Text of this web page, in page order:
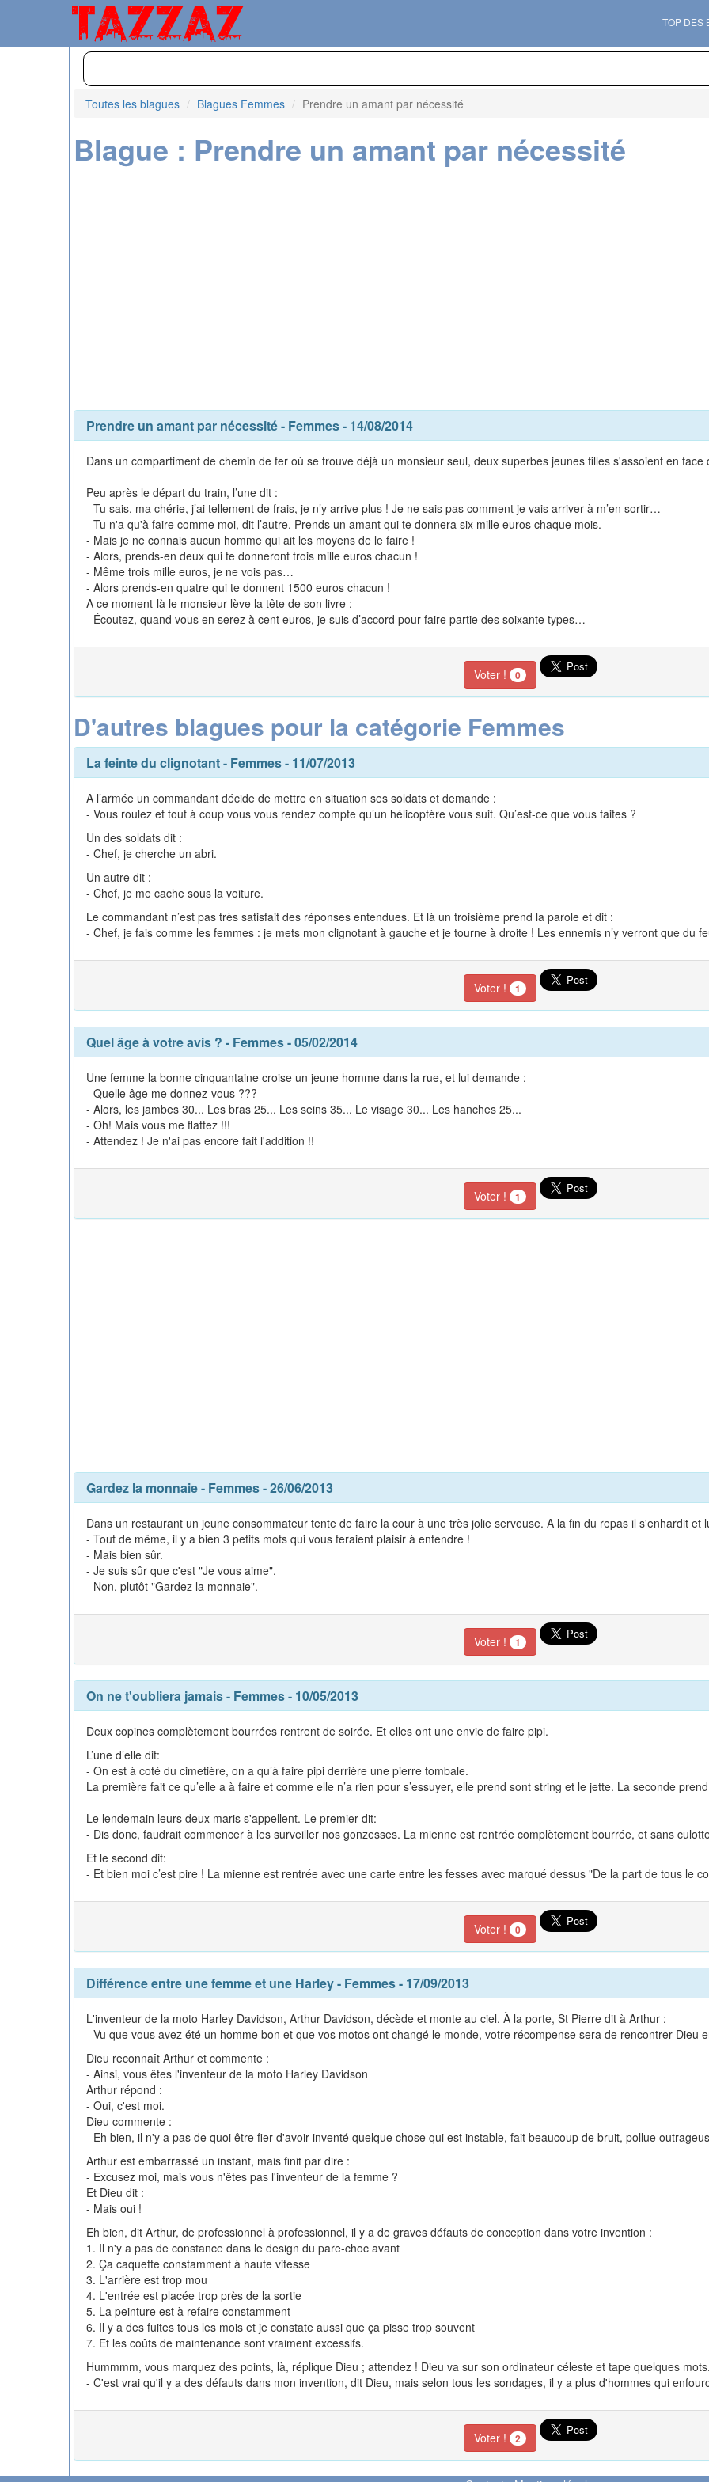
TOP DES
Toutes les blagues Blagues Femmes Prendre un amant par nécessité
Blague : Prendre un amant par nécessité
Prendre un amant par nécessité- Femmes- 14/08/2014
Dans un compartiment de chemin de fer où se trouve déjà un monsieur seul, deux superbes jeunes filles s'assoient en face
Peu après le départ du train, l’une dit :
- Tu sais, ma chérie, j’ai tellement de frais, je n’y arrive plus ! Je ne sais pas comment je vais arriver à m’en sortir…
- Tu n'a qu'à faire comme moi, dit l’autre. Prends un amant qui te donnera six mille euros chaque mois.
- Mais je ne connais aucun homme qui ait les moyens de le faire !
- Alors, prends-en deux qui te donneront trois mille euros chacun !
- Même trois mille euros, je ne vois pas…
- Alors prends-en quatre qui te donnent 1500 euros chacun !
A ce moment-là le monsieur lève la tête de son livre :
- Écoutez, quand vous en serez à cent euros, je suis d’accord pour faire partie des soixante types…
Voter ! 0
D'autres blagues pour la catégorie Femmes
La feinte du clignotant- Femmes- 11/07/2013
A l’armée un commandant décide de mettre en situation ses soldats et demande :
- Vous roulez et tout à coup vous vous rendez compte qu’un hélicoptère vous suit. Qu’est-ce que vous faites ?
Un des soldats dit :
- Chef, je cherche un abri.
Un autre dit :
- Chef, je me cache sous la voiture.
Le commandant n’est pas très satisfait des réponses entendues. Et là un troisième prend la parole et dit :
- Chef, je fais comme les femmes : je mets mon clignotant à gauche et je tourne à droite ! Les ennemis n’y verront que du
Voter ! 1
Quel âge à votre avis ? - Femmes- 05/02/2014
Une femme la bonne cinquantaine croise un jeune homme dans la rue, et lui demande :
- Quelle âge me donnez-vous ???
- Alors, les jambes 30... Les bras 25... Les seins 35... Le visage 30... Les hanches 25...
- Oh! Mais vous me flattez !!!
- Attendez ! Je n'ai pas encore fait l'addition !!
Voter ! 1
Gardez la monnaie- Femmes- 26/06/2013
Dans un restaurant un jeune consommateur tente de faire la cour à une très jolie serveuse. A la fin du repas il s'enhardit et
- Tout de même, il y a bien 3 petits mots qui vous feraient plaisir à entendre !
- Mais bien sûr.
- Je suis sûr que c'est "Je vous aime".
- Non, plutôt "Gardez la monnaie".
Voter ! 1
On ne t'oubliera jamais- Femmes- 10/05/2013
Deux copines complètement bourrées rentrent de soirée. Et elles ont une envie de faire pipi.
L’une d’elle dit:
- On est à coté du cimetière, on a qu’à faire pipi derrière une pierre tombale.
La première fait ce qu’elle a à faire et comme elle n’a rien pour s’essuyer, elle prend sont string et le jette. La seconde
Le lendemain leurs deux maris s'appellent. Le premier dit:
- Dis donc, faudrait commencer à les surveiller nos gonzesses. La mienne est rentrée complètement bourrée, et sans
Et le second dit:
- Et bien moi c’est pire ! La mienne est rentrée avec une carte entre les fesses avec marqué dessus "De la part de tous le
Voter ! 0
Différence entre une femme et une Harley- Femmes- 17/09/2013
L'inventeur de la moto Harley Davidson, Arthur Davidson, décède et monte au ciel. À la porte, St Pierre dit à Arthur :
- Vu que vous avez été un homme bon et que vos motos ont changé le monde, votre récompense sera de rencontrer Dieu
Dieu reconnaît Arthur et commente :
- Ainsi, vous êtes l'inventeur de la moto Harley Davidson
Arthur répond :
- Oui, c'est moi.
Dieu commente :
- Eh bien, il n'y a pas de quoi être fier d'avoir inventé quelque chose qui est instable, fait beaucoup de bruit, pollue
Arthur est embarrassé un instant, mais finit par dire :
- Excusez moi, mais vous n'êtes pas l'inventeur de la femme ?
Et Dieu dit :
- Mais oui !
Eh bien, dit Arthur, de professionnel à professionnel, il y a de graves défauts de conception dans votre invention :
1. Il n'y a pas de constance dans le design du pare-choc avant
2. Ça caquette constamment à haute vitesse
3. L'arrière est trop mou
4. L'entrée est placée trop près de la sortie
5. La peinture est à refaire constamment
6. Il y a des fuites tous les mois et je constate aussi que ça pisse trop souvent
7. Et les coûts de maintenance sont vraiment excessifs.
Hummmm, vous marquez des points, là, réplique Dieu ; attendez ! Dieu va sur son ordinateur céleste et tape quelques
- C'est vrai qu'il y a des défauts dans mon invention, dit Dieu, mais selon tous les sondages, il y a plus d'hommes qui
Voter ! 2